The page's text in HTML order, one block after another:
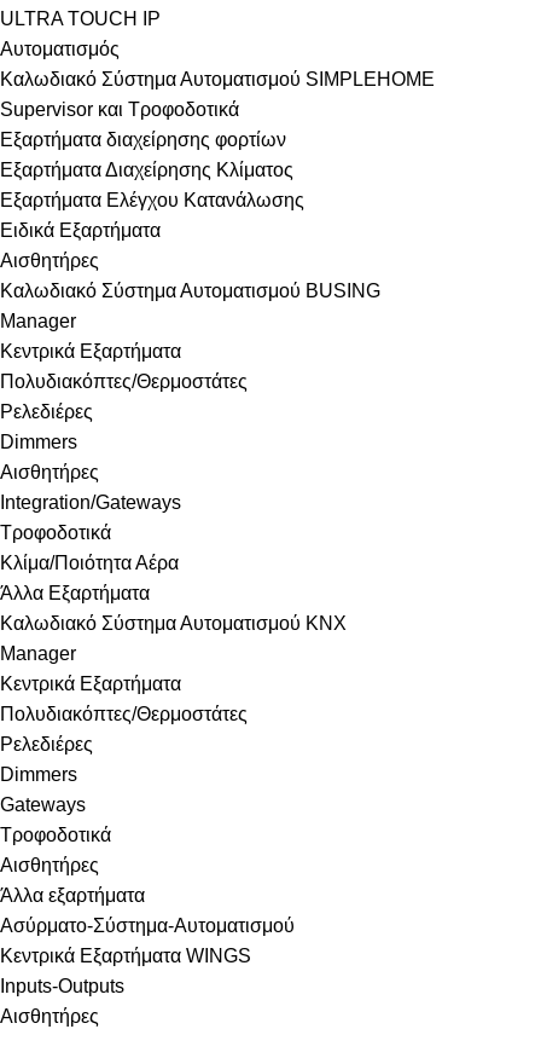
ULTRA TOUCH IP
Αυτοματισμός
Καλωδιακό Σύστημα Αυτοματισμού SIMPLEHOME
Supervisor και Τροφοδοτικά
Εξαρτήματα διαχείρησης φορτίων
Εξαρτήματα Διαχείρησης Κλίματος
Εξαρτήματα Ελέγχου Κατανάλωσης
Ειδικά Εξαρτήματα
Αισθητήρες
Καλωδιακό Σύστημα Αυτοματισμού BUSING
Manager
Κεντρικά Εξαρτήματα
Πολυδιακόπτες/Θερμοστάτες
Ρελεδιέρες
Dimmers
Αισθητήρες
Integration/Gateways
Τροφοδοτικά
Κλίμα/Ποιότητα Αέρα
Άλλα Εξαρτήματα
Καλωδιακό Σύστημα Αυτοματισμού KNX
Manager
Κεντρικά Εξαρτήματα
Πολυδιακόπτες/Θερμοστάτες
Ρελεδιέρες
Dimmers
Gateways
Τροφοδοτικά
Αισθητήρες
Άλλα εξαρτήματα
Ασύρματο-Σύστημα-Αυτοματισμού
Κεντρικά Εξαρτήματα WINGS
Inputs-Outputs
Αισθητήρες